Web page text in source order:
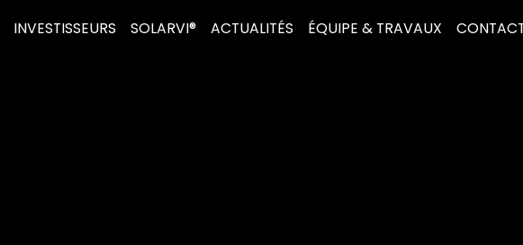
INVESTISSEURS SOLARVI® ACTUALITÉS ÉQUIPE & TRAVAUX